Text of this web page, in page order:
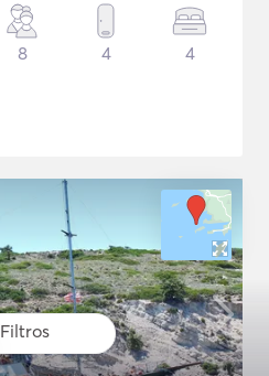
Filtros
8 4 4